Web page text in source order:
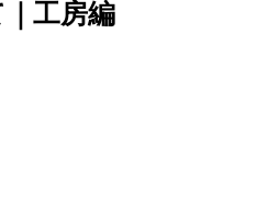
工房編